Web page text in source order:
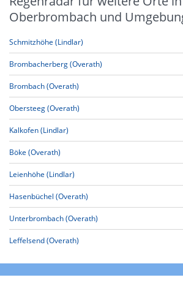
Oberbrombach und
Schmitzhöhe (Lindlar)
Brombacherberg (Overath)
Brombach (Overath)
Obersteeg (Overath)
Kalkofen (Lindlar)
Böke (Overath)
Leienhöhe (Lindlar)
Hasenbüchel (Overath)
Unterbrombach (Overath)
Leffelsend (Overath)